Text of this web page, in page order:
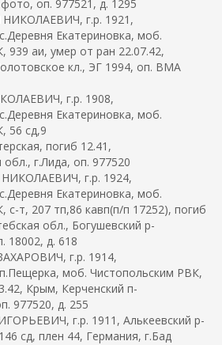
оп. 977521, д. 1295
г.р. 1921,
Екатериновка, моб.
аи, умер от ран 22.07.42,
кл., ЭГ 1994, оп. ВМА
г.р. 1908,
Екатериновка, моб.
56 сд,9
погиб 12.41,
г.Лида, оп. 977520
г.р. 1924,
Екатериновка, моб.
т, 207 тп,86 кавп(п/п 17252), погиб
обл., Богушевский р-
18002, д. 618
г.р. 1914,
моб. Чистопольским РВК,
Крым, Керченский п-
977520, д. 255
г.р. 1911, Алькеевский р-
сд, плен 44, Германия, г.Бад